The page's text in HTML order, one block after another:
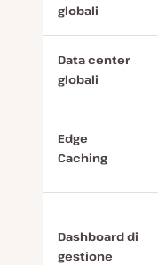
globali
Data center
globali
Edge
Caching
Dashboard di
gestione